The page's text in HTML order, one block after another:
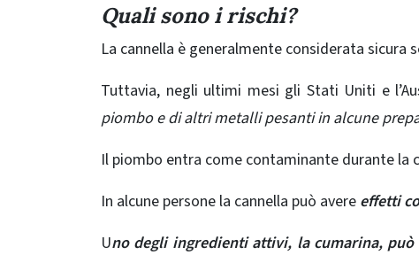
Quali sono i rischi?
La cannella è generalmente considerata sicura
Tuttavia, negli ultimi mesi gli Stati Uniti e
piombo e di altri metalli pesanti in alcune
Il piombo entra come contaminante durante la
In alcune persone la cannella può avere effetti
Uno degli ingredienti attivi, la cumarina, può